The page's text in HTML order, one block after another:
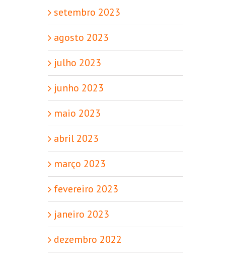
setembro 2023
agosto 2023
julho 2023
junho 2023
maio 2023
abril 2023
março 2023
fevereiro 2023
janeiro 2023
dezembro 2022